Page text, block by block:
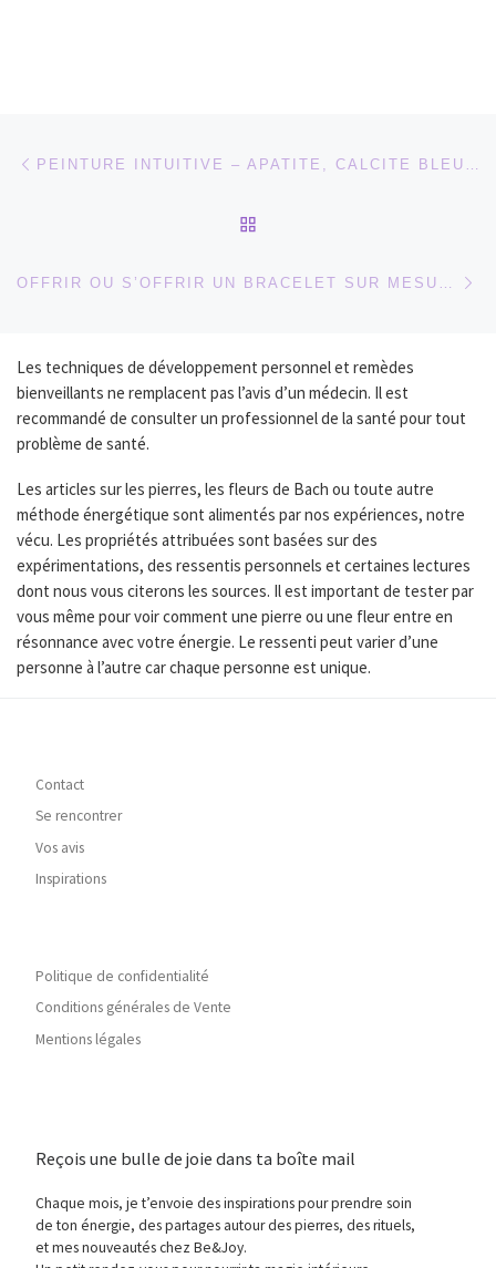
Parcourir les articles
Les techniques de développement personnel et remèdes
bienveillants ne remplacent pas l’avis d’un médecin. Il est
recommandé de consulter un professionnel de la santé pour tout
problème de santé.
Les articles sur les pierres, les fleurs de Bach ou toute autre
méthode énergétique sont alimentés par nos expériences, notre
vécu. Les propriétés attribuées sont basées sur des
expérimentations, des ressentis personnels et certaines lectures
dont nous vous citerons les sources. Il est important de tester par
vous même pour voir comment une pierre ou une fleur entre en
résonnance avec votre énergie. Le ressenti peut varier d’une
personne à l’autre car chaque personne est unique.
Contact
Se rencontrer
Vos avis
Inspirations
Politique de confidentialité
Conditions générales de Vente
Mentions légales
Reçois une bulle de joie dans ta boîte mail
Chaque mois, je t’envoie des inspirations pour prendre soin
de ton énergie, des partages autour des pierres, des rituels,
et mes nouveautés chez Be&Joy.